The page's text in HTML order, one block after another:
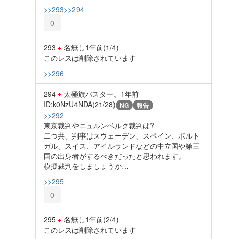
>>293>>294
0
293 名無し1年前(1/4)
このレスは削除されています
>>296
294 太極旗バスター。 1年前
ID:k0NzU4NDA(21/28) NG 報告
>>292
東京裁判やニュルンベルク裁判は?
二つ共、判事はスウェーデン、スペイン、ポルト
ガル、スイス、アイルランドなどの中立国や第三
国の出身者がするべきだったと思われます。
模擬裁判をしましょうか…
>>295
0
295 名無し1年前(2/4)
このレスは削除されています